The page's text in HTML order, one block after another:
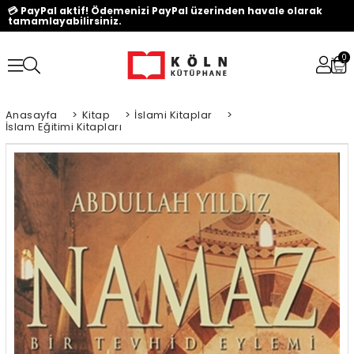
💳 PayPal aktif! Ödemenizi PayPal üzerinden havale olarak
tamamlayabilirsiniz.
0
Anasayfa > Kitap > İslami Kitaplar >
İslam Eğitimi Kitapları